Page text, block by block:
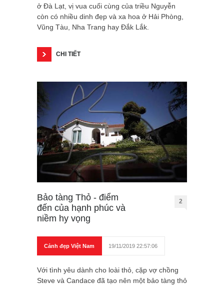
ở Đà Lạt, vị vua cuối cùng của triều Nguyễn
còn có nhiều dinh đẹp và xa hoa ở Hải Phòng,
Vũng Tàu, Nha Trang hay Đắk Lắk.
CHI TIẾT
Bảo tàng Thỏ - điểm
đến của hạnh phúc và
niềm hy vọng
2
Cảnh đẹp Việt Nam 19/11/2019 22:57:06
Với tình yêu dành cho loài thỏ, cặp vợ chồng
Steve và Candace đã tạo nên một bảo tàng thỏ